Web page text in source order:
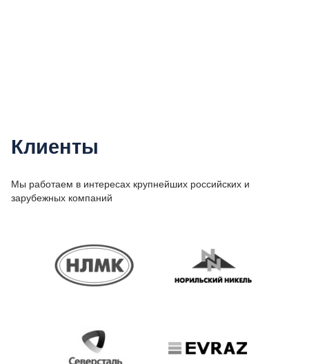
Клиенты
Мы работаем в интересах крупнейших российских и
зарубежных компаний